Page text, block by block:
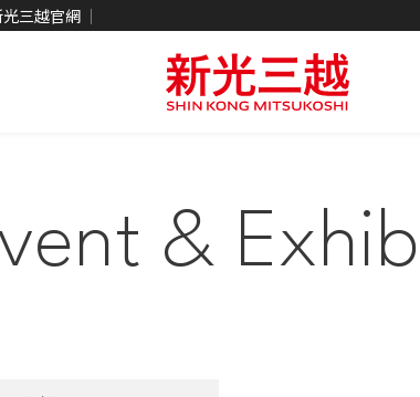
三越官網
&